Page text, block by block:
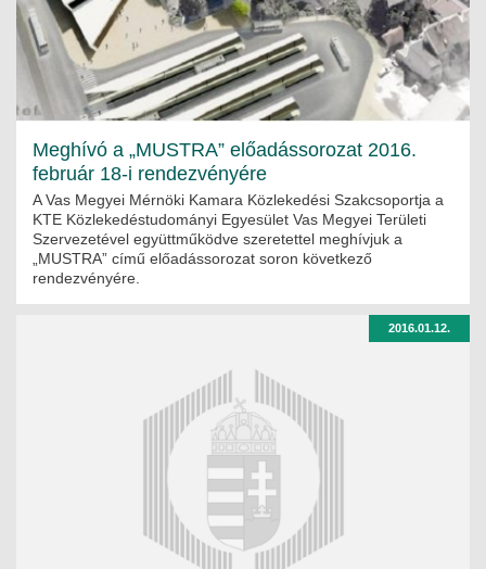
Meghívó a „MUSTRA” előadássorozat 2016.
február 18-i rendezvényére
A Vas Megyei Mérnöki Kamara Közlekedési Szakcsoportja a
KTE Közlekedéstudományi Egyesület Vas Megyei Területi
Szervezetével együttműködve szeretettel meghívjuk a
„MUSTRA” című előadássorozat soron következő
rendezvényére.
2016.01.12.